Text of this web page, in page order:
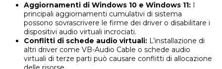
Aggiornamenti di Windows 10 e Windows 11: I
principali aggiornamenti cumulativi di sistema
possono sovrascrivere le firme dei driver o disabilitare i
dispositivi audio virtuali incrociati.
Conflitti di schede audio virtuali: L’installazione di
altri driver come VB-Audio Cable o schede audio
virtuali di terze parti può causare conflitti di allocazione